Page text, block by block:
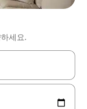
세요.
하거나 터치 또는 스와이